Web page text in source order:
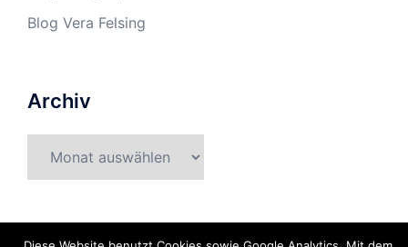
Blog Vera Felsing
Archiv